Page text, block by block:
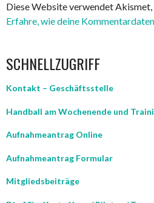
Diese Website verwendet Akismet,
Erfahre, wie deine
SCHNELLZUGRIFF
Kontakt – Geschäftsstelle
Handball am Wochenende und
Aufnahmeantrag Online
Aufnahmeantrag Formular
Mitgliedsbeiträge